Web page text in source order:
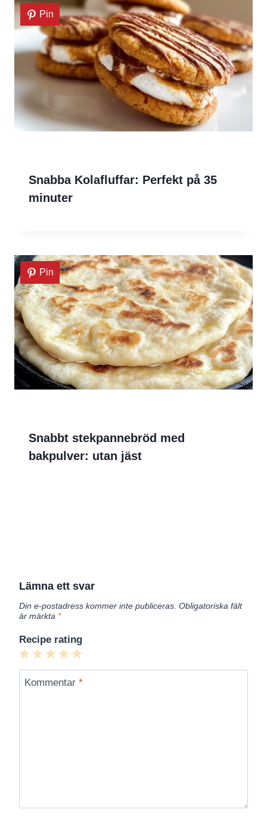
Pin
Snabba Kolafluffar: Perfekt på 35
minuter
Pin
Snabbt stekpannebröd med
bakpulver: utan jäst
Lämna ett svar
Din e-postadress kommer inte publiceras. Obligatoriska fält
är märkta *
Recipe rating
5
Stars
4
Stars
3
Stars
2
Stars
1
Star
Kommentar *